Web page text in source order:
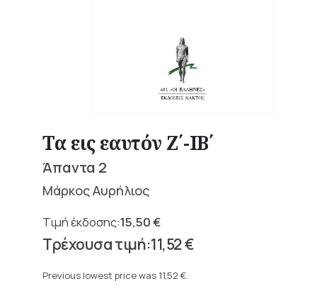
Τα εις εαυτόν Ζ΄-ΙΒ΄
Άπαντα 2
Μάρκος Αυρήλιος
15,50€
Original
price
15,50 €.
11,52€
price
Previous lowest price was 11,52 €.